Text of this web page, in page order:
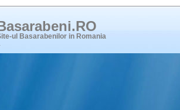
ul Basarabenilor in Romania